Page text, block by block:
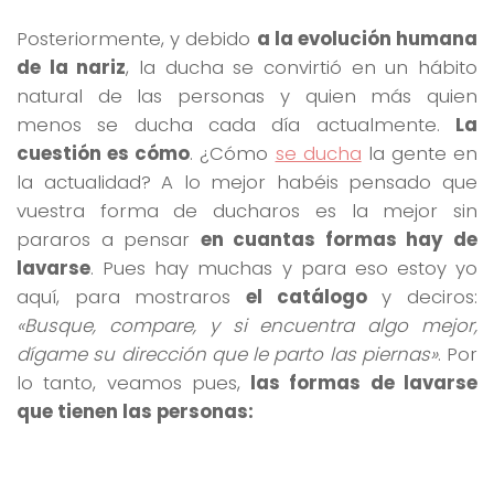
Posteriormente, y debido a la evolución humana
de la nariz, la ducha se convirtió en un hábito
natural de las personas y quien más quien
menos se ducha cada día actualmente. La
cuestión es cómo. ¿Cómo se ducha la gente en
la actualidad? A lo mejor habéis pensado que
vuestra forma de ducharos es la mejor sin
pararos a pensar en cuantas formas hay de
lavarse. Pues hay muchas y para eso estoy yo
aquí, para mostraros el catálogoy deciros:
«Busque, compare, y si encuentra algo mejor,
dígame su dirección que le parto las piernas». Por
lo tanto, veamos pues, las formas de lavarse
que tienen las personas: